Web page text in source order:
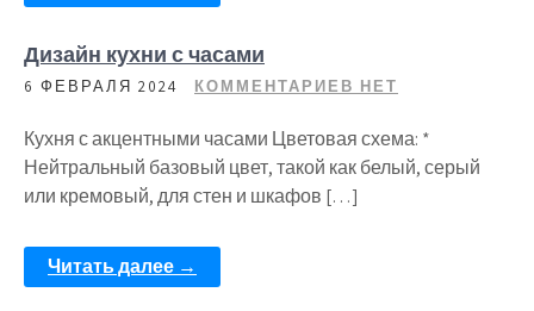
Дизайн кухни с часами
6 ФЕВРАЛЯ 2024 КОММЕНТАРИЕВ НЕТ
Кухня с акцентными часами Цветовая схема: *
Нейтральный базовый цвет, такой как белый, серый
или кремовый, для стен и шкафов […]
Читать далее →